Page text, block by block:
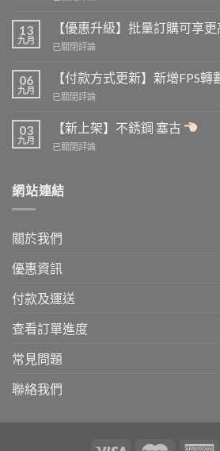
新】
新
圖
載
13
九月
【優惠升級】批量訂購可享
【優
級】
批
可
高
已關閉評論
06
九月
【付款方式更新】新增FPS轉
【付
更
增
數
快/
帳
已關閉評論
03
九月
【新上架】不銹鋼 塞古
【新
不
銹
古
已關閉評論
網站連結
關於我們
優惠資訊
付款及運送
查看訂單進度
常見問題
聯絡我們